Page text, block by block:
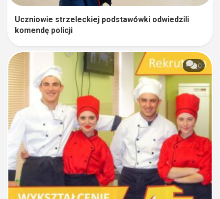
Uczniowie strzeleckiej podstawówki odwiedzili
komendę policji
0